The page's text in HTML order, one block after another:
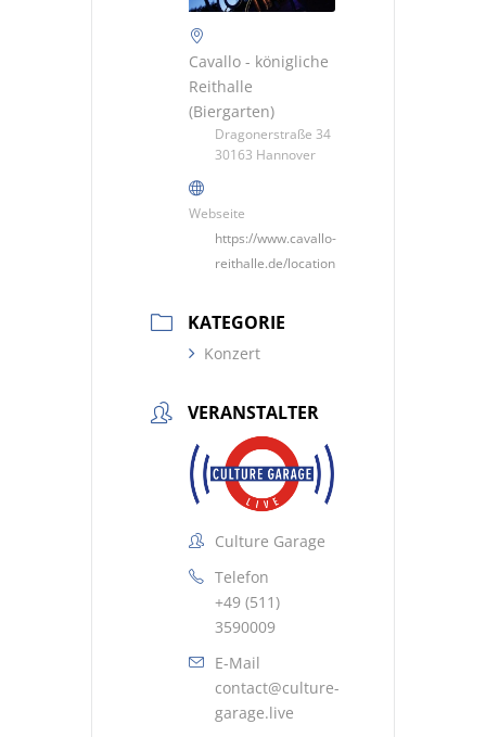
Cavallo - königliche
Reithalle
(Biergarten)
Dragonerstraße 34
30163 Hannover
Webseite
https://www.cavallo-
reithalle.de/location
KATEGORIE
Konzert
VERANSTALTER
Culture Garage
Telefon
+49 (511)
3590009
E-Mail
contact@culture-
garage.live